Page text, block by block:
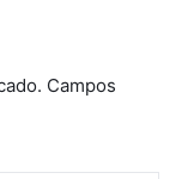
Campos